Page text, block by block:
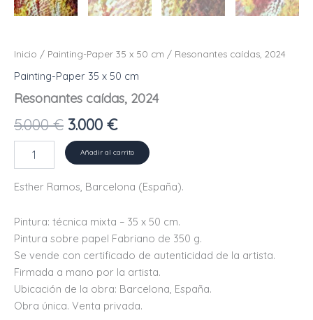
Inicio / Painting-Paper 35 x 50 cm / Resonantes caídas, 2024
Painting-Paper 35 x 50 cm
Resonantes caídas, 2024
5.000€ El
precio
5.000 €.
3.000 €El
precio
3.000 €.
Resonantes
caídas,
cantidad
Añadir al carrito
Esther Ramos, Barcelona (España).
Pintura: técnica mixta – 35 x 50 cm.
Pintura sobre papel Fabriano de 350 g.
Se vende con certificado de autenticidad de la artista.
Firmada a mano por la artista.
Ubicación de la obra: Barcelona, ​​España.
Obra única. Venta privada.